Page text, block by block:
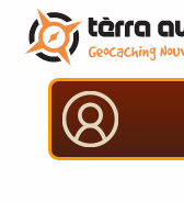
Direkt
zum
Inhalt
Aller
menu
principal
Aller
pied